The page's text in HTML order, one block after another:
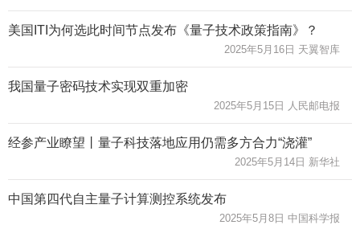
美国ITI为何选此时间节点发布《量子技术政策指南》？
2025年5月16日 天翼智库
我国量子密码技术实现双重加密
2025年5月15日 人民邮电报
经参产业瞭望丨量子科技落地应用仍需多方合力“浇灌”
2025年5月14日 新华社
中国第四代自主量子计算测控系统发布
2025年5月8日 中国科学报